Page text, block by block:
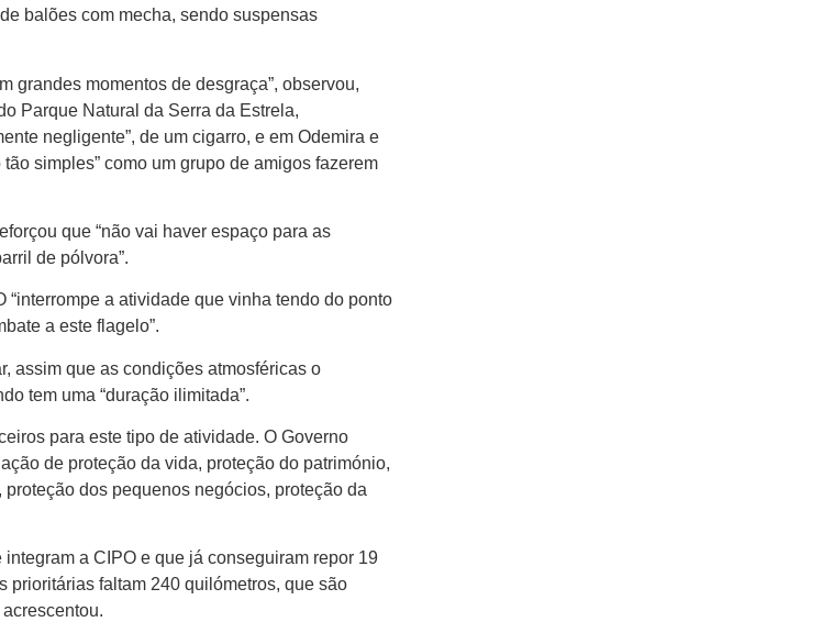
balões com mecha, sendo suspensas
grandes momentos de desgraça”, observou,
Parque Natural da Serra da Estrela,
negligente”, de um cigarro, e em Odemira e
simples” como um grupo de amigos fazerem
que “não vai haver espaço para as
de pólvora”.
a atividade que vinha tendo do ponto
a este flagelo”.
assim que as condições atmosféricas o
tem uma “duração ilimitada”.
para este tipo de atividade. O Governo
de proteção da vida, proteção do património,
dos pequenos negócios, proteção da
a CIPO e que já conseguiram repor 19
prioritárias faltam 240 quilómetros, que são